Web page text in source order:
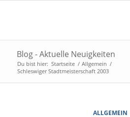
Blog - Aktuelle Neuigkeiten
Du bist hier: Startseite / Allgemein /
Schleswiger Stadtmeisterschaft 2003
ALLGEMEIN